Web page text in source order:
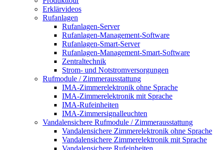
Erklärvideos
Rufanlagen
Rufanlagen-Server
Rufanlagen-Management-Software
Rufanlagen-Smart-Server
Rufanlagen-Management-Smart-Software
Zentraltechnik
Strom- und Notstromversorgungen
Rufmodule / Zimmerausstattung
IMA-Zimmerelektronik ohne Sprache
IMA-Zimmerelektronik mit Sprache
IMA-Rufeinheiten
IMA-Zimmersignalleuchten
Vandalensichere Rufmodule / Zimmerausstattung
Vandalensichere Zimmerelektronik ohne Sprache
Vandalensichere Zimmerelektronik mit Sprache
Vandalensichere Rufeinheiten